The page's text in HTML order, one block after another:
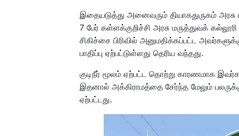
இதையடுத்து அனைவரும் தியாகதுருகம்
7 பேர் கள்ளக்குறிச்சி அரசு மருத்துவக்
சிகிச்சை பிரிவில் அனுமதிக்கப்பட்ட
பாதிப்பு ஏற்பட்டுள்ளது தெரிய வந்தது.
குடிநீர் மூலம் ஏற்பட்ட தொற்று காரணமாக
இதனால் அக்கிராமத்தை சேர்ந்த மேலும்
ஏற்பட்டது.